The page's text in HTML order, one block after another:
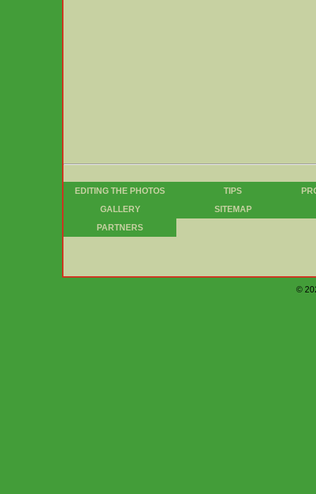
EDITING THE PHOTOS TIPS
GALLERY
SITEMAP
PARTNERS
©